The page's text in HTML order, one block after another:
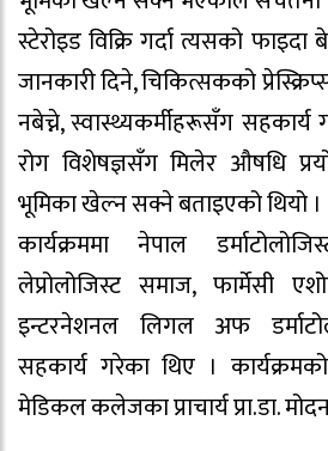
स्टेरोइड विक्रि गर्दा त्यसको फाइदा
जानकारी दिने, चिकित्सकको
नबेच्ने, स्वास्थ्यकर्मीहरूसँग सहकार्य
रोग विशेषज्ञसँग मिलेर औषधि
भूमिका खेल्न सक्ने बताइएको थियो ।
कार्यक्रममा नेपाल
लेप्रोलोजिस्ट समाज, फार्मेसी
इन्टरनेशनल लिगल अफ
सहकार्य गरेका थिए ।
मेडिकल कलेजका प्राचार्य प्रा.डा.